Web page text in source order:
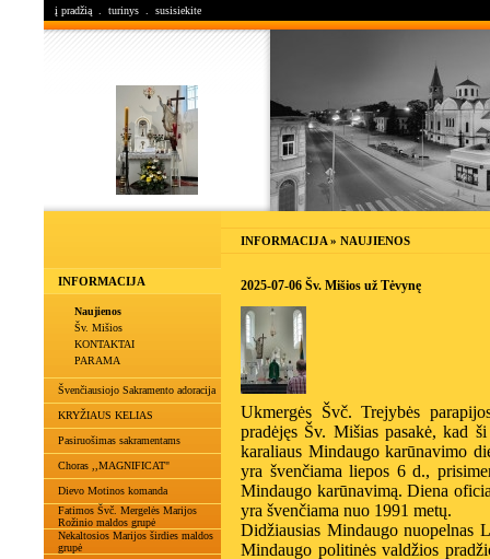
į pradžią turinys susisiekite
INFORMACIJA
Naujienos
Šv. Mišios
KONTAKTAI
PARAMA
Švenčiausiojo Sakramento adoracija
KRYŽIAUS KELIAS
Pasiruošimas sakramentams
Choras ,,MAGNIFICAT"
Dievo Motinos komanda
Fatimos Švč. Mergelės Marijos
Rožinio maldos grupė
Nekaltosios Marijos širdies maldos
grupė
INFORMACIJA » NAUJIENOS
2025-07-06 Šv. Mišios už Tėvynę
Ukmergės Švč. Trejybės
pradėjęs Šv. Mišias pasakė, kad
karaliaus Mindaugo karūnavimo
yra švenčiama liepos 6 d.,
Mindaugo karūnavimą. Diena
yra švenčiama nuo 1991 metų.
Didžiausias Mindaugo nuopelnas
Mindaugo politinės valdžios